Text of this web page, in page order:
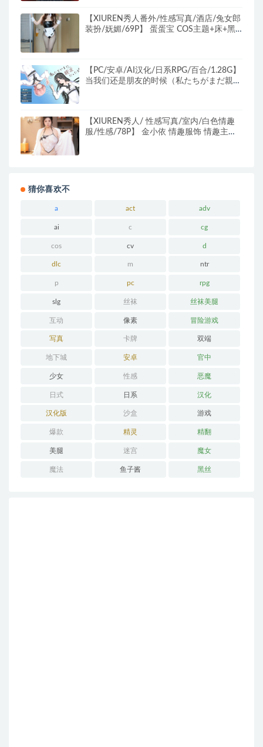
【XIUREN秀人番外/性感写真/酒店/兔女郎
装扮/妩媚/69P】 蛋蛋宝 COS主题+床+黑
【PC/安卓/AI汉化/日系RPG/百合/1.28G】
当我们还是朋友的时候（私たちがまだ親友
【XIUREN秀人/ 性感写真/室内/白色情趣
服/性感/78P】 金小依 情趣服饰 情趣主题
猜你喜欢不
a act adv
ai c cg
cos cv d
dlc m ntr
p pc rpg
slg 丝袜 丝袜美腿
互动 像素 冒险游戏
写真 卡牌 双端
地下城 安卓 官中
少女 性感 恶魔
日式 日系 汉化
汉化版 沙盒 游戏
爆款 精灵 精翻
美腿 迷宫 魔女
魔法 鱼子酱 黑丝